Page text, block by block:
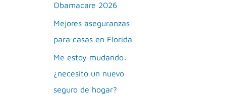
Obamacare 2026
Mejores aseguranzas
para casas en Florida
Me estoy mudando:
¿necesito un nuevo
seguro de hogar?